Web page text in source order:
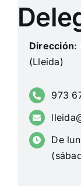
Dirección:
(Lleida)
973
De